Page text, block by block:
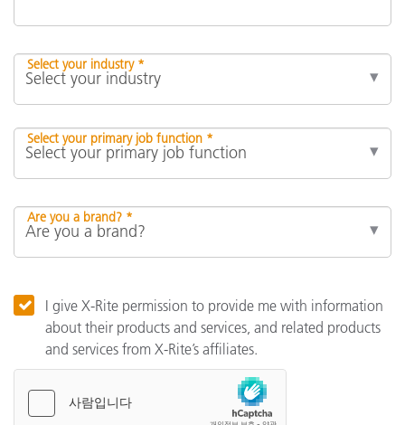
Select your industry *
Select your primary job function *
Are you a brand? *
I give X-Rite permission to provide me with information
about their products and services, and related products
and services from X-Rite’s affiliates.